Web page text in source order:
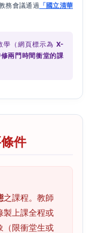
務會議通過 「國立清華
學（網頁標示為 X-
兩門時間衝堂的課
件
之課程。教師
製上課全程或
（限衝堂生或